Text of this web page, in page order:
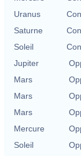
Uranus
Saturne
Soleil
Jupiter
Mars
Mars
Mars
Mercure
Soleil